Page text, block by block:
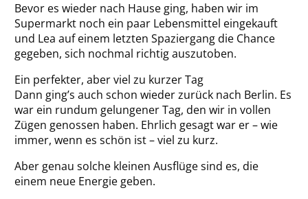
Bevor es wieder nach Hause ging, haben wir im
Supermarkt noch ein paar Lebensmittel eingekauft
und Lea auf einem letzten Spaziergang die Chance
gegeben, sich nochmal richtig auszutoben.
Ein perfekter, aber viel zu kurzer Tag
Dann ging’s auch schon wieder zurück nach Berlin. Es
war ein rundum gelungener Tag, den wir in vollen
Zügen genossen haben. Ehrlich gesagt war er – wie
immer, wenn es schön ist – viel zu kurz.
Aber genau solche kleinen Ausflüge sind es, die
einem neue Energie geben.